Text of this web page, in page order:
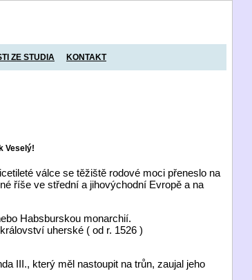
ZE STUDIA KONTAKT
Veselý!
válce se těžiště rodové moci přeneslo na
říše ve střední a jihovýchodní Evropě a na
Habsburskou monarchií.
uherské ( od r. 1526 )
III., který měl nastoupit na trůn, zaujal jeho